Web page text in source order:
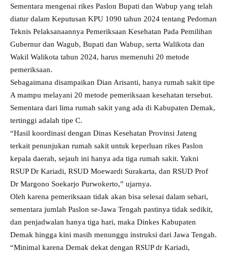
Sementara mengenai rikes Paslon Bupati dan Wabup yang telah
diatur dalam Keputusan KPU 1090 tahun 2024 tentang Pedoman
Teknis Pelaksanaannya Pemeriksaan Kesehatan Pada Pemilihan
Gubernur dan Wagub, Bupati dan Wabup, serta Walikota dan
Wakil Walikota tahun 2024, harus memenuhi 20 metode
pemeriksaan.
Sebagaimana disampaikan Dian Arisanti, hanya rumah sakit tipe
A mampu melayani 20 metode pemeriksaan kesehatan tersebut.
Sementara dari lima rumah sakit yang ada di Kabupaten Demak,
tertinggi adalah tipe C.
“Hasil koordinasi dengan Dinas Kesehatan Provinsi Jateng
terkait penunjukan rumah sakit untuk keperluan rikes Paslon
kepala daerah, sejauh ini hanya ada tiga rumah sakit. Yakni
RSUP Dr Kariadi, RSUD Moewardi Surakarta, dan RSUD Prof
Dr Margono Soekarjo Purwokerto,” ujarnya.
Oleh karena pemeriksaan tidak akan bisa selesai dalam sehari,
sementara jumlah Paslon se-Jawa Tengah pastinya tidak sedikit,
dan penjadwalan hanya tiga hari, maka Dinkes Kabupaten
Demak hingga kini masih menunggu instruksi dari Jawa Tengah.
“Minimal karena Demak dekat dengan RSUP dr Kariadi,